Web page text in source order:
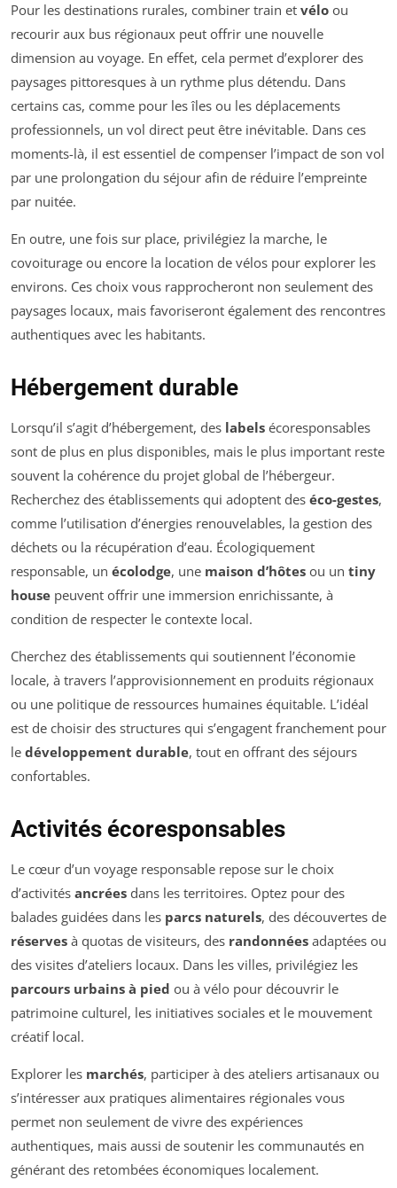
Pour les destinations rurales, combiner train et vélo ou
recourir aux bus régionaux peut offrir une nouvelle
dimension au voyage. En effet, cela permet d’explorer des
paysages pittoresques à un rythme plus détendu. Dans
certains cas, comme pour les îles ou les déplacements
professionnels, un vol direct peut être inévitable. Dans ces
moments-là, il est essentiel de compenser l’impact de son vol
par une prolongation du séjour afin de réduire l’empreinte
par nuitée.
En outre, une fois sur place, privilégiez la marche, le
covoiturage ou encore la location de vélos pour explorer les
environs. Ces choix vous rapprocheront non seulement des
paysages locaux, mais favoriseront également des rencontres
authentiques avec les habitants.
Hébergement durable
Lorsqu’il s’agit d’hébergement, des labels écoresponsables
sont de plus en plus disponibles, mais le plus important reste
souvent la cohérence du projet global de l’hébergeur.
Recherchez des établissements qui adoptent des éco-gestes,
comme l’utilisation d’énergies renouvelables, la gestion des
déchets ou la récupération d’eau. Écologiquement
responsable, un écolodge, une maison d’hôtes ou un tiny
house peuvent offrir une immersion enrichissante, à
condition de respecter le contexte local.
Cherchez des établissements qui soutiennent l’économie
locale, à travers l’approvisionnement en produits régionaux
ou une politique de ressources humaines équitable. L’idéal
est de choisir des structures qui s’engagent franchement pour
le développement durable, tout en offrant des séjours
confortables.
Activités écoresponsables
Le cœur d’un voyage responsable repose sur le choix
d’activités ancrées dans les territoires. Optez pour des
balades guidées dans les parcs naturels, des découvertes de
réserves à quotas de visiteurs, des randonnées adaptées ou
des visites d’ateliers locaux. Dans les villes, privilégiez les
parcours urbains à pied ou à vélo pour découvrir le
patrimoine culturel, les initiatives sociales et le mouvement
créatif local.
Explorer les marchés, participer à des ateliers artisanaux ou
s’intéresser aux pratiques alimentaires régionales vous
permet non seulement de vivre des expériences
authentiques, mais aussi de soutenir les communautés en
générant des retombées économiques localement.